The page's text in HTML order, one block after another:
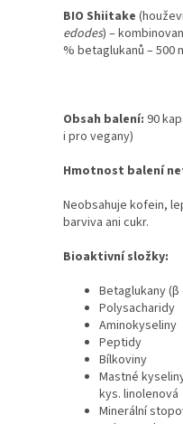
BIO Shiitake
edodes) –
% betaglukanů – 500
Obsah balení: 90
i pro vegany)
Hmotnost balení
Neobsahuje kofein,
barviva ani cukr.
Bioaktivní složky:
Betaglukany (β
Polysacharidy
Aminokyseliny
Peptidy
Bílkoviny
Mastné
kys. linolenová
Minerální